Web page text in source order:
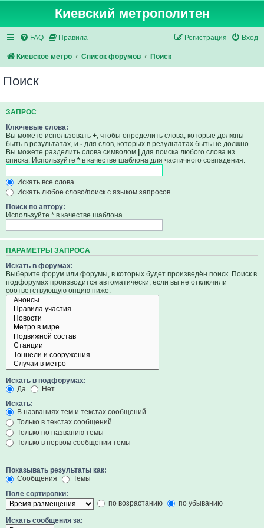
Киевский метрополитен
FAQ Правила Вход
Регистрация
Киевское метро Список форумов Поиск
Поиск
ЗАПРОС
Ключевые слова:
Вы можете использовать + , чтобы определить слова, которые должны
быть в результатах, и - для слов, которых в результатах быть не должно.
Вы можете разделить слова символом | для поиска любого слова из
списка. Используйте * в качестве шаблона для частичного совпадения.
Искать все слова
Искать любое слово/поиск с языком запросов
Поиск по автору:
Используйте * в качестве шаблона.
ПАРАМЕТРЫ ЗАПРОСА
Искать в форумах:
Выберите форум или форумы, в которых будет произведён поиск. Поиск в
подфорумах производится автоматически, если вы не отключили
соответствующую опцию ниже.
Искать в подфорумах:
Да
Нет
Искать:
В названиях тем и текстах сообщений
Только в текстах сообщений
Только по названию темы
Только в первом сообщении темы
Показывать результаты как:
Сообщения
Темы
Поле сортировки:
по возрастанию
по убыванию
Искать сообщения за: